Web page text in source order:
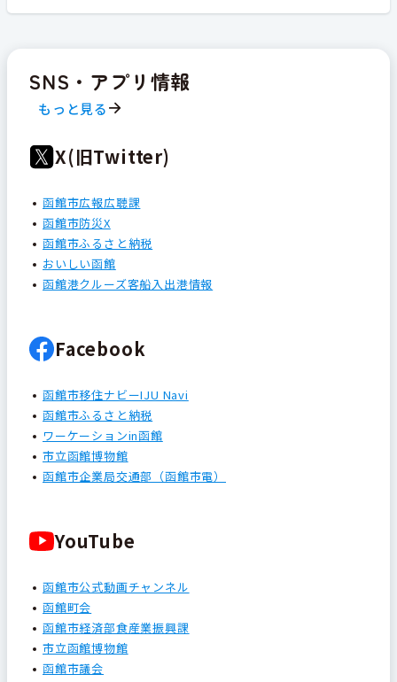
SNS・アプリ情報
もっと見る
X(旧Twitter)
函館市広報広聴課
函館市防災X
函館市ふるさと納税
おいしい函館
函館港クルーズ客船入出港情報
Facebook
函館市移住ナビーIJU Navi
函館市ふるさと納税
ワーケーションin函館
市立函館博物館
函館市企業局交通部（函館市電）
YouTube
函館市公式動画チャンネル
函館町会
函館市経済部食産業振興課
市立函館博物館
函館市議会